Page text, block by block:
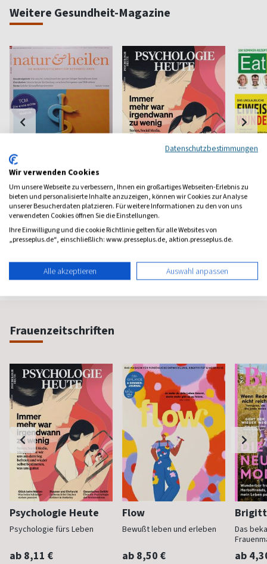
Weitere Gesundheit-Magazine
Natur & Heilen
Naturheilkunde
ab 4,95 €
Psychologie Heute
Psychologie fürs Leben
ab 8,11 €
Eat
Frauenzeitschriften
Psychologie Heute
Psychologie fürs Leben
ab 8,11 €
Flow
Bewußt leben und erleben
ab 8,50 €
Das
ab
Datenschutzbestimmungen
Wir verwenden Cookies
Um unsere Webseite zu verbessern, Ihnen ein großartiges Webseiten-Erlebnis zu
bieten und personalisierte Inhalte anzuzeigen, können wir Cookies zur Analyse
unserer Besucherdaten platzieren. Für weitere Informationen zu den von uns
verwendeten Cookies öffnen Sie die Einstellungen.
Ihre Einwilligung und die cookie Richtlinie gelten für alle Websites von
„presseplus.de“, einschließlich: www.presseplus.de, aktion.presseplus.de.
Alle akzeptieren Auswahl anpassen